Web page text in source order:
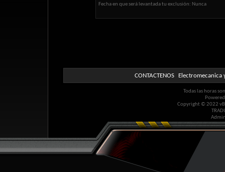
Fecha en que será levantada tu exclusión: Nunca
CONTACTENOS Electromecanica
Todas las horas
Copyright © 2022